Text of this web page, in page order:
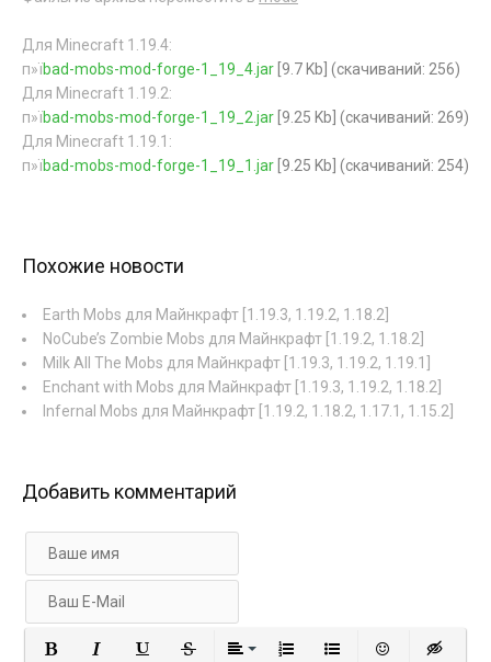
Для Minecraft 1.19.4:
п»їbad-mobs-mod-forge-1_19_4.jar [9.7 Kb] (cкачиваний: 256)
Для Minecraft 1.19.2:
п»їbad-mobs-mod-forge-1_19_2.jar [9.25 Kb] (cкачиваний: 269)
Для Minecraft 1.19.1:
п»їbad-mobs-mod-forge-1_19_1.jar [9.25 Kb] (cкачиваний: 254)
Похожие новости
Earth Mobs для Майнкрафт [1.19.3, 1.19.2, 1.18.2]
NoCube’s Zombie Mobs для Майнкрафт [1.19.2, 1.18.2]
Milk All The Mobs для Майнкрафт [1.19.3, 1.19.2, 1.19.1]
Enchant with Mobs для Майнкрафт [1.19.3, 1.19.2, 1.18.2]
Infernal Mobs для Майнкрафт [1.19.2, 1.18.2, 1.17.1, 1.15.2]
Добавить комментарий